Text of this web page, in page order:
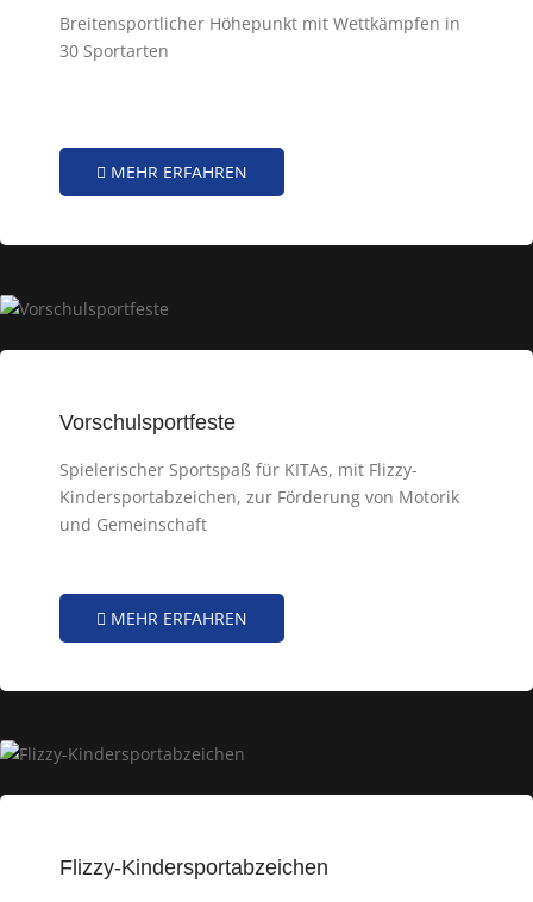
Breitensportlicher Höhepunkt mit Wettkämpfen in
30 Sportarten
MEHR ERFAHREN
Vorschulsportfeste
Spielerischer Sportspaß für KITAs, mit Flizzy-
Kindersportabzeichen, zur Förderung von Motorik
und Gemeinschaft
MEHR ERFAHREN
Flizzy-Kindersportabzeichen